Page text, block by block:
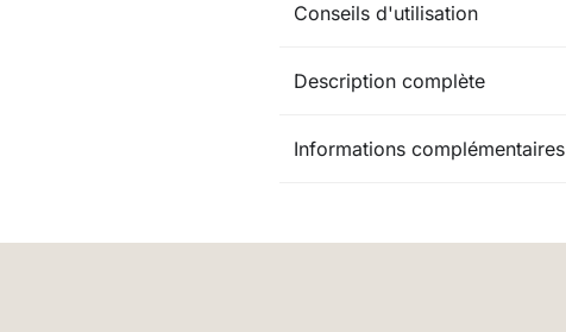
Conseils d'utilisation
Description complète
Informations complémentaires